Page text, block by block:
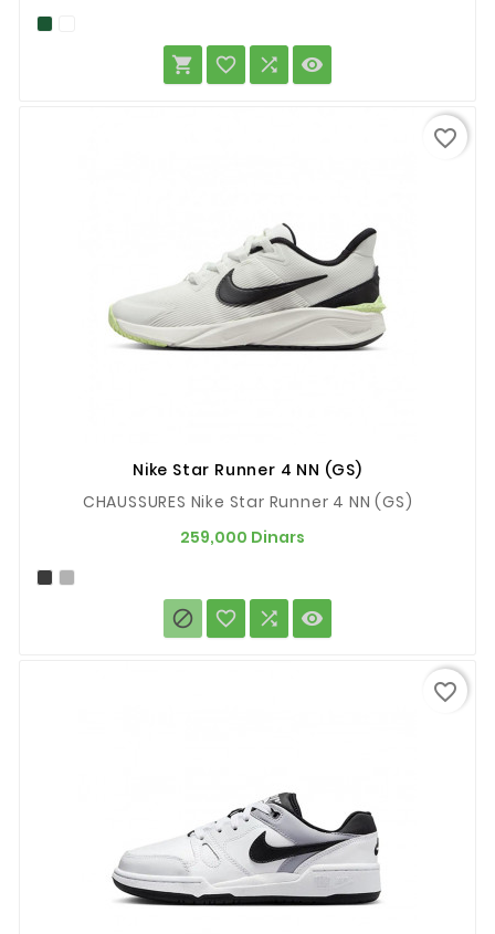
   
Nike Star Runner 4 NN (GS)
CHAUSSURES Nike Star Runner 4 NN (GS)
259,000 Dinars
   
favorite_border
favorite_border